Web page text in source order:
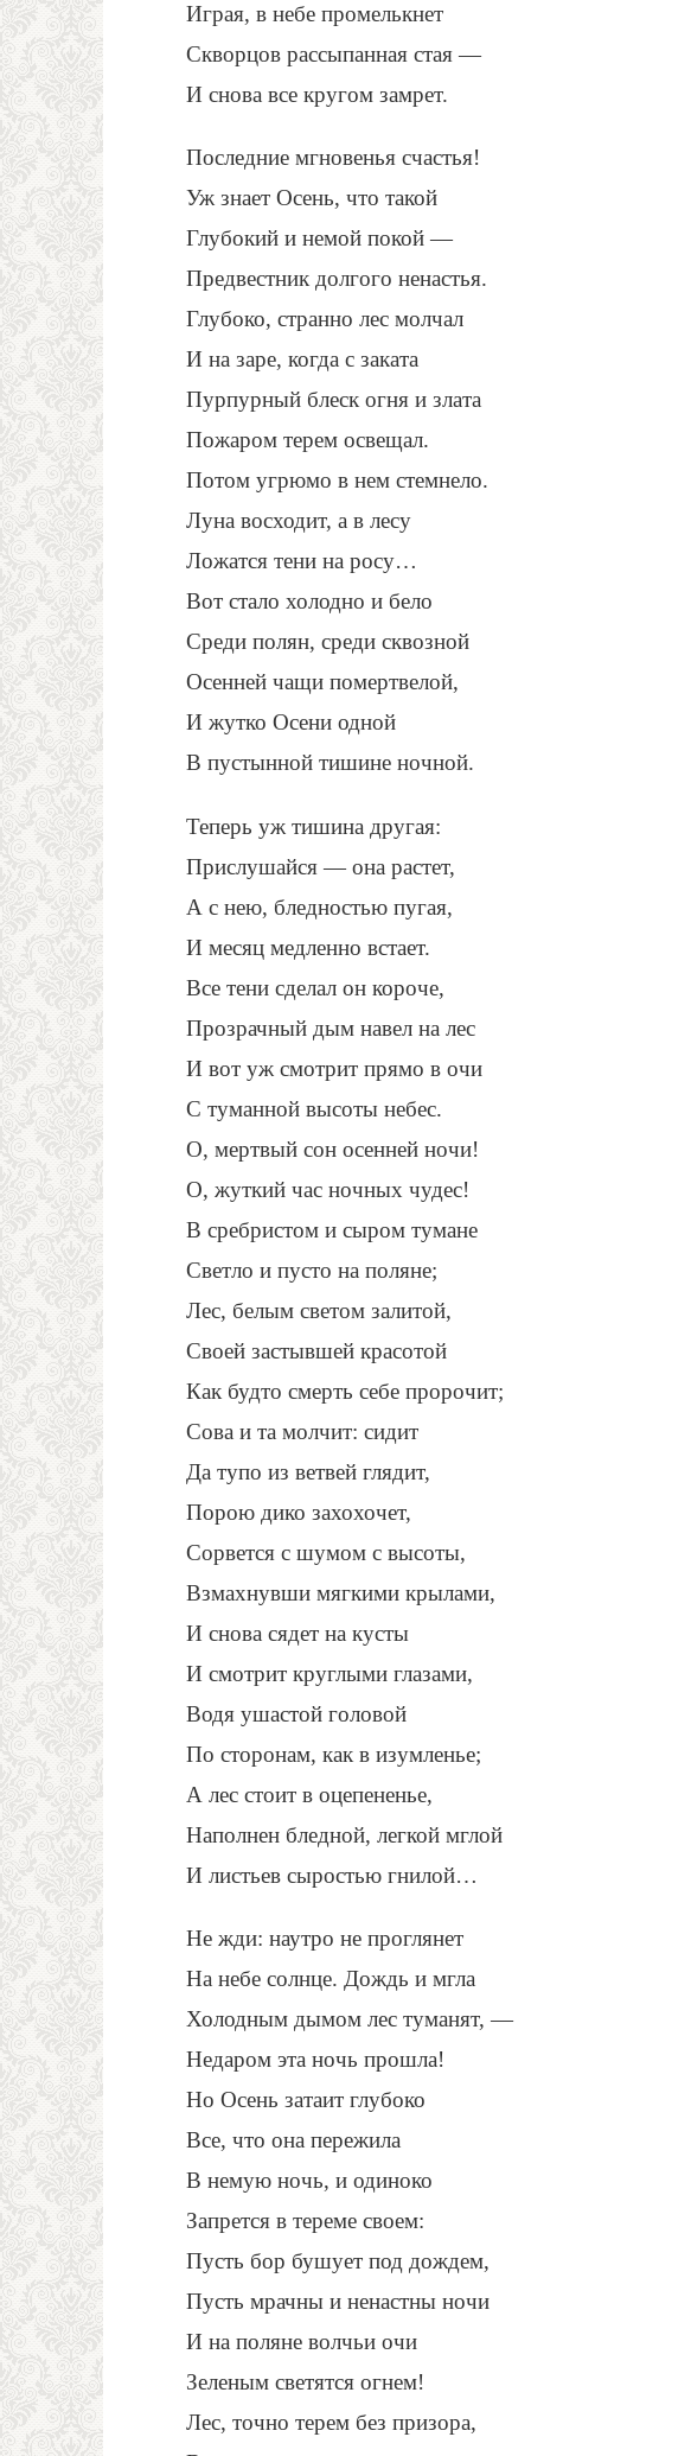
Играя, в небе промелькнет
Скворцов рассыпанная стая —
И снова все кругом замрет.
Последние мгновенья счастья!
Уж знает Осень, что такой
Глубокий и немой покой —
Предвестник долгого ненастья.
Глубоко, странно лес молчал
И на заре, когда с заката
Пурпурный блеск огня и злата
Пожаром терем освещал.
Потом угрюмо в нем стемнело.
Луна восходит, а в лесу
Ложатся тени на росу…
Вот стало холодно и бело
Среди полян, среди сквозной
Осенней чащи помертвелой,
И жутко Осени одной
В пустынной тишине ночной.
Теперь уж тишина другая:
Прислушайся — она растет,
А с нею, бледностью пугая,
И месяц медленно встает.
Все тени сделал он короче,
Прозрачный дым навел на лес
И вот уж смотрит прямо в очи
С туманной высоты небес.
О, мертвый сон осенней ночи!
О, жуткий час ночных чудес!
В сребристом и сыром тумане
Светло и пусто на поляне;
Лес, белым светом залитой,
Своей застывшей красотой
Как будто смерть себе пророчит;
Сова и та молчит: сидит
Да тупо из ветвей глядит,
Порою дико захохочет,
Сорвется с шумом с высоты,
Взмахнувши мягкими крылами,
И снова сядет на кусты
И смотрит круглыми глазами,
Водя ушастой головой
По сторонам, как в изумленье;
А лес стоит в оцепененье,
Наполнен бледной, легкой мглой
И листьев сыростью гнилой…
Не жди: наутро не проглянет
На небе солнце. Дождь и мгла
Холодным дымом лес туманят, —
Недаром эта ночь прошла!
Но Осень затаит глубоко
Все, что она пережила
В немую ночь, и одиноко
Запрется в тереме своем:
Пусть бор бушует под дождем,
Пусть мрачны и ненастны ночи
И на поляне волчьи очи
Зеленым светятся огнем!
Лес, точно терем без призора,